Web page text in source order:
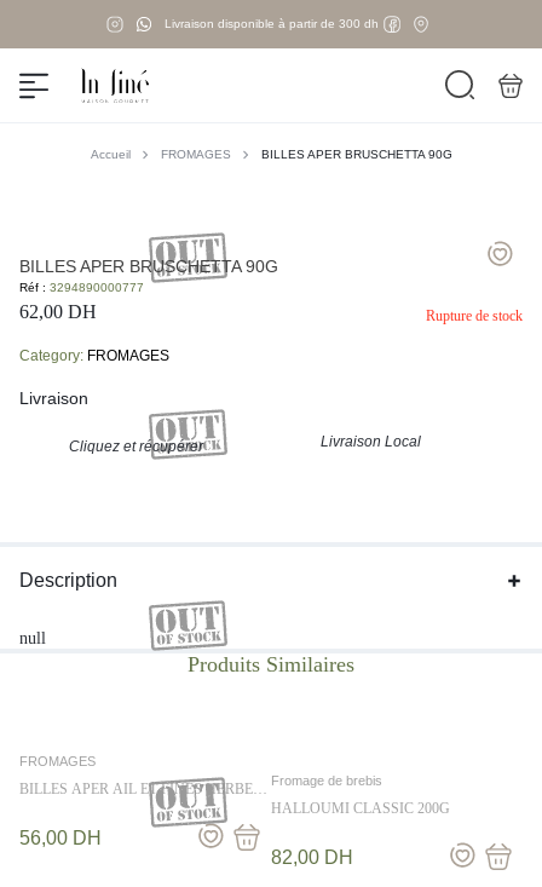
Livraison disponible à partir de 300 dh
Accueil FROMAGES BILLES APER BRUSCHETTA 90G
BILLES APER BRUSCHETTA 90G
Réf : 3294890000777
62,00 DH Rupture de stock
Category: FROMAGES
Livraison
Cliquez et récupérer Livraison Local
Description
null
FROMAGES
BILLES APER AIL ET FINES HERBES
56,00 DH
Fromage de brebis
HALLOUMI CLASSIC 200G
82,00 DH